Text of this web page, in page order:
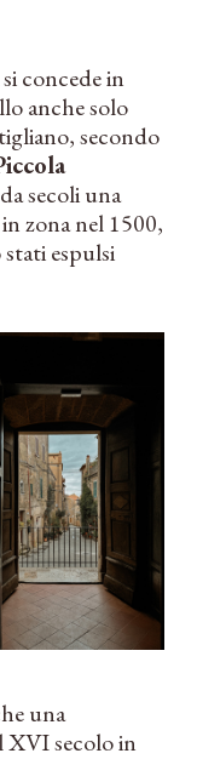
concede in
anche solo
secondo
secoli una
zona nel 1500,
espulsi
una
XVI secolo in